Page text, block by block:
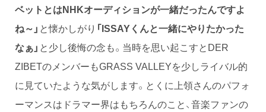
ベットとはNHKオーディションが一緒だったんですよ
ね～」 と懐かしがり 「ISSAYくんと一緒にやりたかった
なぁ」 と少し後悔の念も。当時を思い起こすとDER
ZIBETのメンバーもGRASS VALLEYを少しライバル的
に見ていたような気がします。とくに上領さんのパフォ
ーマンスはドラマー界はもちろんのこと、音楽ファンの